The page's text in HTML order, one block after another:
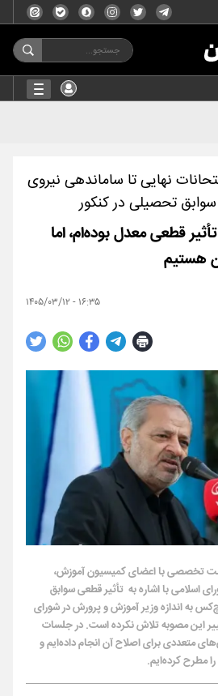
نهایی تا ساماندهی نیروی
تحصیلی در کنکور
قطعی معدل بوده‌ام، اما
هستیم
۱۶:۳۵ - ۱۴۰۵/۰۳/۱۲
تخصصی با اعضای کمیسیون آموزش،
اسلامی با اشاره به تأثیر قطعی سوابق
به اندازه وزیر آموزش و پرورش در شورای
این مصوبه تلاش نکرده است. در جلسات
متعددی برای اصلاح آن انجام داده‌ایم و
مطرح کرده‌ایم.